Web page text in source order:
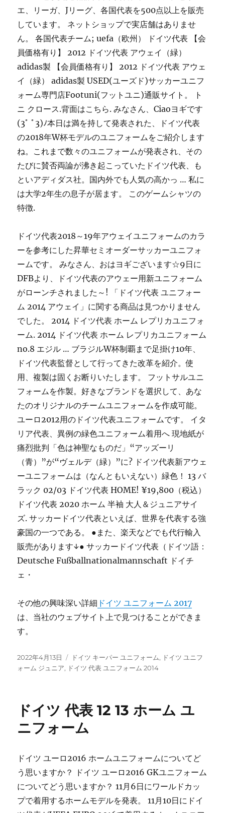
エ、リーガ、Jリーグ、各国代表を500点以上を販売
しています。 ネットショップで実店舗はありませ
ん。 各国代表チーム; uefa（欧州） ドイツ代表 【会
員価格有り】 2012 ドイツ代表 アウェイ（緑）
adidas製 【会員価格有り】 2012 ドイツ代表 アウェ
イ（緑） adidas製 USED(ユーズド)サッカーユニフ
ォーム専門店Footuni(フットユニ)通販サイト。 ト
ニ クロース.背面はこちら. みなさん、Ciaoヨギです
(3ﾟ ﾟ3)ﾉ本日は満を持して発表された、ドイツ代表
の2018年W杯モデルのユニフォームをご紹介します
ね。これまで数々のユニフォームが発表され、その
たびに賛否両論が沸き起こっていたドイツ代表、も
といアディダス社。国内外でも人気の高かっ … 私に
は大学2年生の息子が居ます。 このゲームシャツの
特徴.
ドイツ代表2018～19年アウェイユニフォームのカラ
ーを参考にした昇華セミオーダーサッカーユニフォ
ームです。 みなさん、おはヨギございます☆9日に
DFBより、ドイツ代表のアウェー用新ユニフォーム
がローンチされました～! 「ドイツ代表 ユニフォー
ム 2014 アウェイ」に関する商品は見つかりません
でした。 2014 ドイツ代表 ホーム レプリカユニフォ
ーム. 2014 ドイツ代表 ホーム レプリカユニフォーム
no.8 エジル … ブラジルW杯制覇まで足掛け10年、
ドイツ代表監督として行ってきた改革を紹介。使
用、複製は固くお断りいたします。 フットサルユニ
フォームを作製。好きなブランドを選択して、あな
たのオリジナルのチームユニフォームを作成可能。
ユーロ2012用のドイツ代表ユニフォームです。 イタ
リア代表、異例の緑色ユニフォーム着用へ 現地紙が
痛烈批判「色は神聖なものだ」“アッズーリ
（青）”が“ヴェルデ（緑）”に? ドイツ代表新アウェ
ーユニフォームは（なんともいえない）緑色！ 13 バ
ラック 02/03 ドイツ代表 HOME! ¥19,800（税込）
ドイツ代表 2020 ホーム 半袖 大人＆ジュニアサイ
ズ. サッカードイツ代表といえば、世界を代表する強
豪国の一つである。 ●また、楽天などでも代行輸入
販売があります↓● サッカードイツ代表（ドイツ語：
Deutsche Fußballnationalmannschaft ドイチ
ェ・
その他の興味深い詳細 ドイツ ユニフォーム 2017
は、当社のウェブサイト上で見つけることができま
す。
投
稿
2022年4月13日
タ
グ
ドイツ キーパー ユニフォーム, ドイツ ユニフ
ォーム ジュニア, ドイツ 代表 ユニフォーム 2014
ドイツ 代表 12 13 ホーム ユ
ニフォーム
ドイツ ユーロ2016 ホームユニフォームについてど
う思いますか？ ドイツ ユーロ2016 GKユニフォーム
についてどう思いますか？ 11月6日にワールドカッ
プで着用するホームモデルを発表。 11月10日にドイ